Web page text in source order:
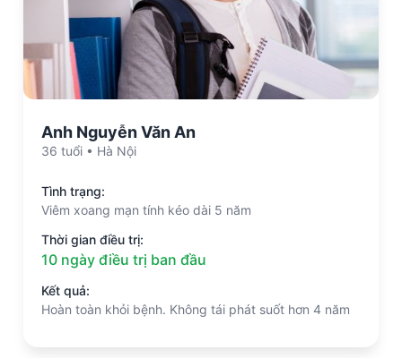
Anh Nguyễn Văn An
36 tuổi • Hà Nội
Tình trạng:
Viêm xoang mạn tính kéo dài 5 năm
Thời gian điều trị:
10 ngày điều trị ban đầu
Kết quả:
Hoàn toàn khỏi bệnh. Không tái phát suốt hơn 4 năm